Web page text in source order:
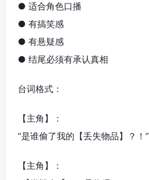
● 适合角色口播
● 有搞笑感
● 有悬疑感
● 结尾必须有承认真相
台词格式：
【主角】：
“是谁偷了我的【丢失物品】？！”
【主角】：